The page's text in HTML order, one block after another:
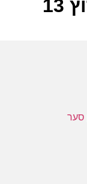
לוח שידורים יומי: ערוץ 13